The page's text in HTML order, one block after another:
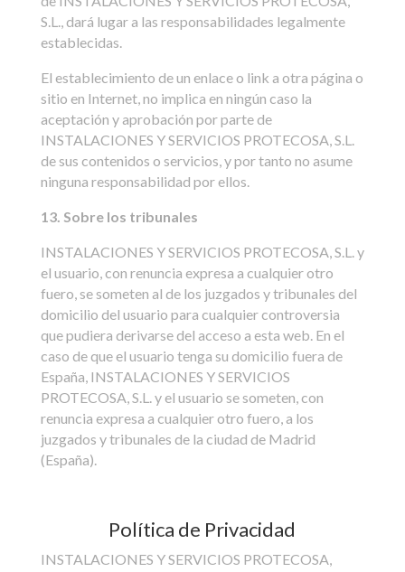
S.L., dará lugar a las responsabilidades legalmente
establecidas.
El establecimiento de un enlace o link a otra página o
sitio en Internet, no implica en ningún caso la
aceptación y aprobación por parte de
INSTALACIONES Y SERVICIOS PROTECOSA, S.L.
de sus contenidos o servicios, y por tanto no asume
ninguna responsabilidad por ellos.
13. Sobre los tribunales
INSTALACIONES Y SERVICIOS PROTECOSA, S.L. y
el usuario, con renuncia expresa a cualquier otro
fuero, se someten al de los juzgados y tribunales del
domicilio del usuario para cualquier controversia
que pudiera derivarse del acceso a esta web. En el
caso de que el usuario tenga su domicilio fuera de
España, INSTALACIONES Y SERVICIOS
PROTECOSA, S.L. y el usuario se someten, con
renuncia expresa a cualquier otro fuero, a los
juzgados y tribunales de la ciudad de Madrid
(España).
Política de Privacidad
INSTALACIONES Y SERVICIOS PROTECOSA,